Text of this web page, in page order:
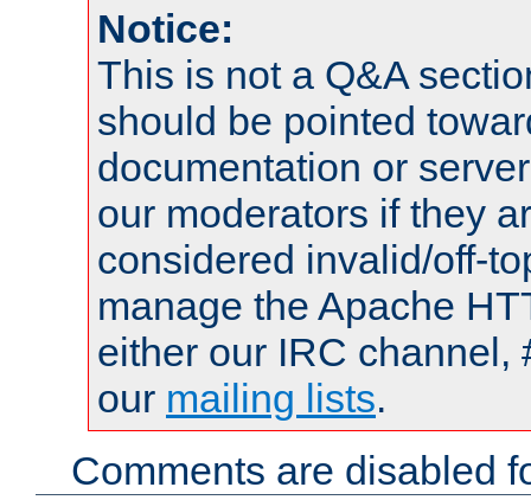
Notice:
This is not a Q&A
should be pointed
documentation or
our moderators if they
considered invalid/off-
manage the Apache
either our IRC channel,
our mailing lists.
Comments are disabled